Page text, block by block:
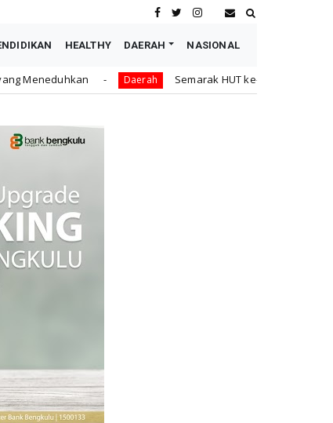
HEALTHY DAERAH NASIONAL
Daerah Semarak HUT ke-81 RI, Pemkot Bengkulu Gelar Lomba